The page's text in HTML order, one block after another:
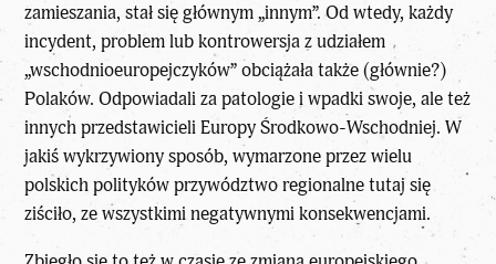
zamieszania, stał się głównym „innym”. Od wtedy, każdy
incydent, problem lub kontrowersja z udziałem
„wschodnioeuropejczyków” obciążała także (głównie?)
Polaków. Odpowiadali za patologie i wpadki swoje, ale też
innych przedstawicieli Europy Środkowo-Wschodniej. W
jakiś wykrzywiony sposób, wymarzone przez wielu
polskich polityków przywództwo regionalne tutaj się
ziściło, ze wszystkimi negatywnymi konsekwencjami.